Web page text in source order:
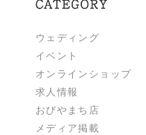
ウェディング
イベント
オンラインショップ
求人情報
おびやまち店
メディア掲載